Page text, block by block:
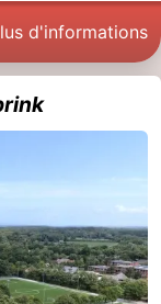
d'informations